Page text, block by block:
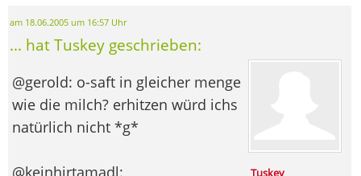
am 18.06.2005 um 16:57 Uhr
... hat Tuskey geschrieben:
Tuskey
@gerold: o-saft in gleicher menge
wie die milch? erhitzen würd ichs
natürlich nicht *g*
@keinhirtamadl: